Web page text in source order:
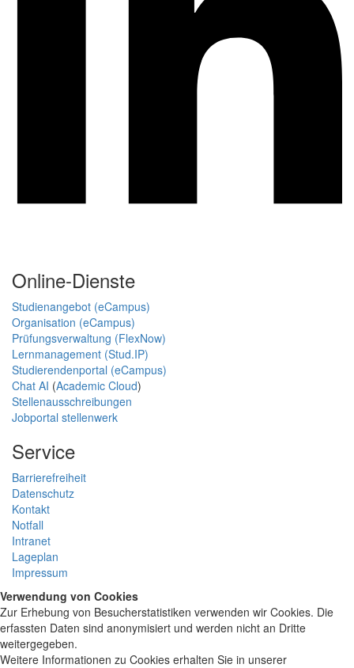
Online-Dienste
Studienangebot (eCampus)
Organisation (eCampus)
Prüfungsverwaltung (FlexNow)
Lernmanagement (Stud.IP)
Studierendenportal (eCampus)
Chat AI (Academic Cloud)
Stellenausschreibungen
Jobportal stellenwerk
Service
Barrierefreiheit
Datenschutz
Kontakt
Notfall
Intranet
Lageplan
Impressum
Verwendung von Cookies
Zur Erhebung von Besucherstatistiken verwenden wir Cookies. Die
erfassten Daten sind anonymisiert und werden nicht an Dritte
weitergegeben.
Weitere Informationen zu Cookies erhalten Sie in unserer